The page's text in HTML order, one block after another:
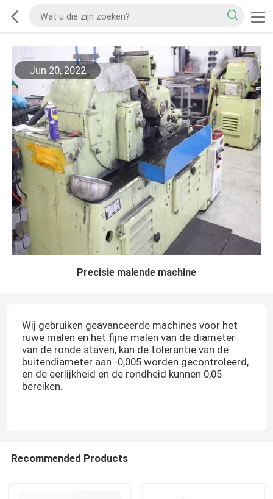
Jun 20, 2022
Precisie malende machine
Wij gebruiken geavanceerde machines voor het
ruwe malen en het fijne malen van de diameter
van de ronde staven, kan de tolerantie van de
buitendiameter aan -0,005 worden gecontroleerd,
en de eerlijkheid en de rondheid kunnen 0,05
bereiken.
Recommended Products